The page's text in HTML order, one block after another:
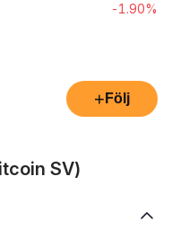
-1.90%
+ Följ
SV)